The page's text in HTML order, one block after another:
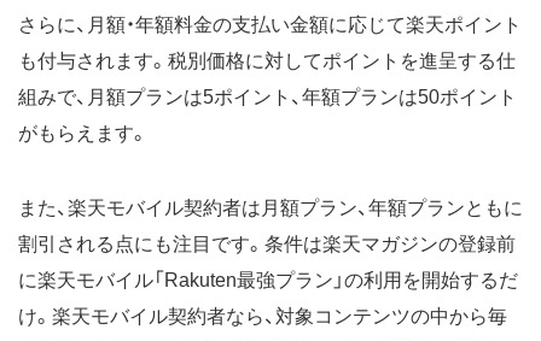
さらに、月額・年額料金の支払い金額に応じて楽天ポイント
も付与されます。税別価格に対してポイントを進呈する仕
組みで、月額プランは5ポイント、年額プランは50ポイント
がもらえます。
また、楽天モバイル契約者は月額プラン、年額プランともに
割引される点にも注目です。条件は楽天マガジンの登録前
に楽天モバイル「Rakuten最強プラン」の利用を開始するだ
け。楽天モバイル契約者なら、対象コンテンツの中から毎